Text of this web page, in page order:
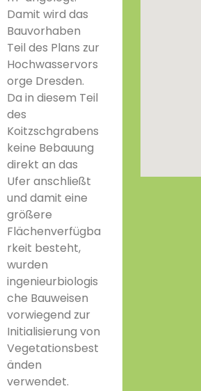
Damit wird das
Bauvorhaben
Teil des Plans zur
Hochwasservors
orge Dresden.
Da in diesem Teil
des
Koitzschgrabens
keine Bebauung
direkt an das
Ufer anschließt
und damit eine
größere
Flächenverfügba
rkeit besteht,
wurden
ingenieurbiologis
che Bauweisen
vorwiegend zur
Initialisierung von
Vegetationsbest
änden
verwendet.